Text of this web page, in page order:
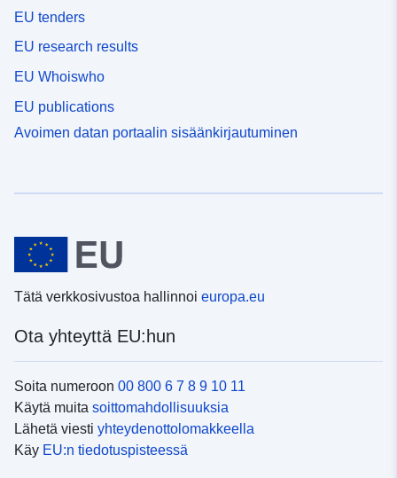
EU tenders
EU research results
EU Whoiswho
EU publications
Avoimen datan portaalin sisäänkirjautuminen
Tätä verkkosivustoa hallinnoi europa.eu
Ota yhteyttä EU:hun
Soita numeroon 00 800 6 7 8 9 10 11
Käytä muita soittomahdollisuuksia
Lähetä viesti yhteydenottolomakkeella
Käy EU:n tiedotuspisteessä